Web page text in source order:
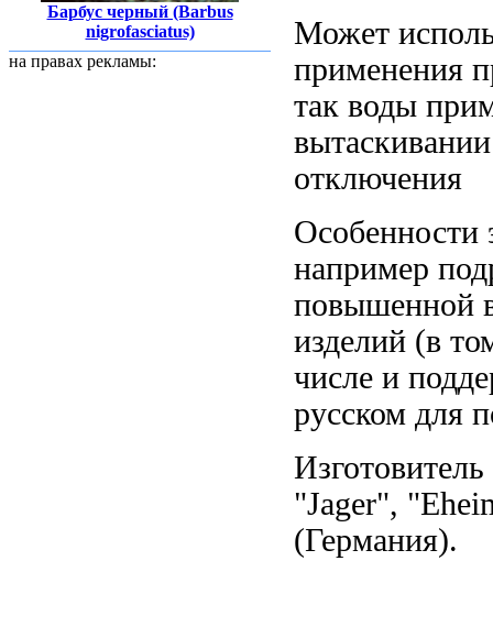
Барбус черный (Barbus
nigrofasciatus)
на правах рекламы:
Может
применения
так воды
вытаскивании
отключения
Особенности
например
повышенной
изделий (в
числе и
русском для
"Jager",
(Германия).